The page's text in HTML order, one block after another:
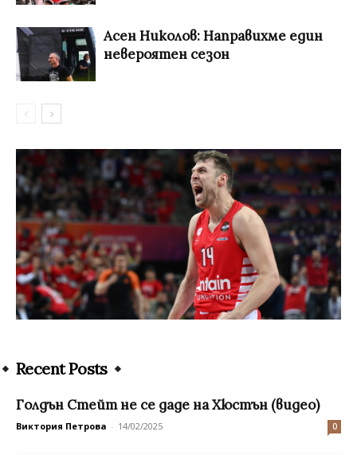
Асен Николов: Направихме един
невероятен сезон
Recent Posts
Голдън Стейт не се даде на Хюстън (видео)
Виктория Петрова - 14/02/2025 0